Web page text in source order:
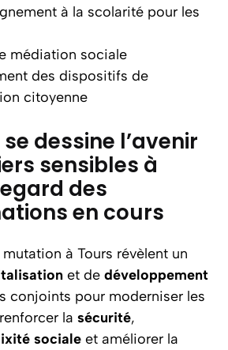
à la scolarité pour les
médiation sociale
des dispositifs de
citoyenne
dessine l’avenir
sensibles à
des
en cours
mutation à Tours révèlent un
et de développement
conjoints pour moderniser les
la sécurité,
sociale et améliorer la